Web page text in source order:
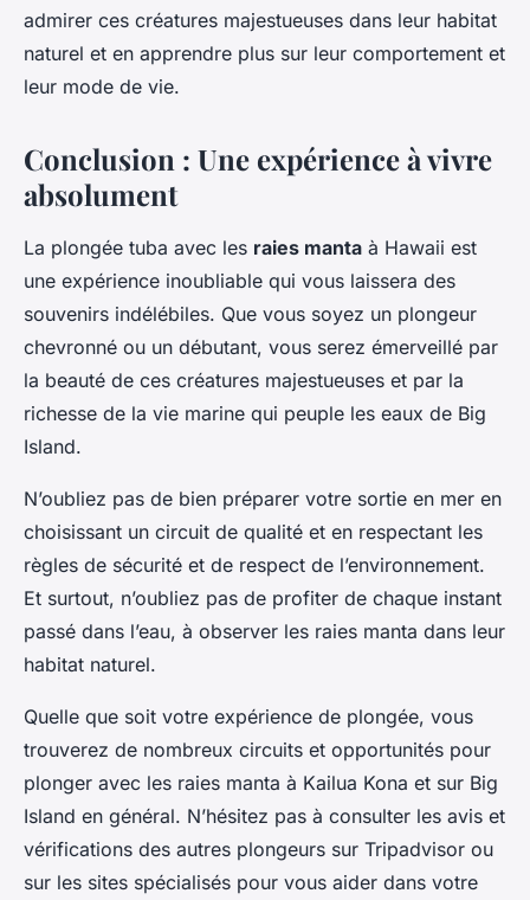
admirer ces créatures majestueuses dans leur habitat
naturel et en apprendre plus sur leur comportement et
leur mode de vie.
Conclusion : Une expérience à vivre
absolument
La plongée tuba avec les raies manta à Hawaii est
une expérience inoubliable qui vous laissera des
souvenirs indélébiles. Que vous soyez un plongeur
chevronné ou un débutant, vous serez émerveillé par
la beauté de ces créatures majestueuses et par la
richesse de la vie marine qui peuple les eaux de Big
Island.
N’oubliez pas de bien préparer votre sortie en mer en
choisissant un circuit de qualité et en respectant les
règles de sécurité et de respect de l’environnement.
Et surtout, n’oubliez pas de profiter de chaque instant
passé dans l’eau, à observer les raies manta dans leur
habitat naturel.
Quelle que soit votre expérience de plongée, vous
trouverez de nombreux circuits et opportunités pour
plonger avec les raies manta à Kailua Kona et sur Big
Island en général. N’hésitez pas à consulter les avis et
vérifications des autres plongeurs sur Tripadvisor ou
sur les sites spécialisés pour vous aider dans votre